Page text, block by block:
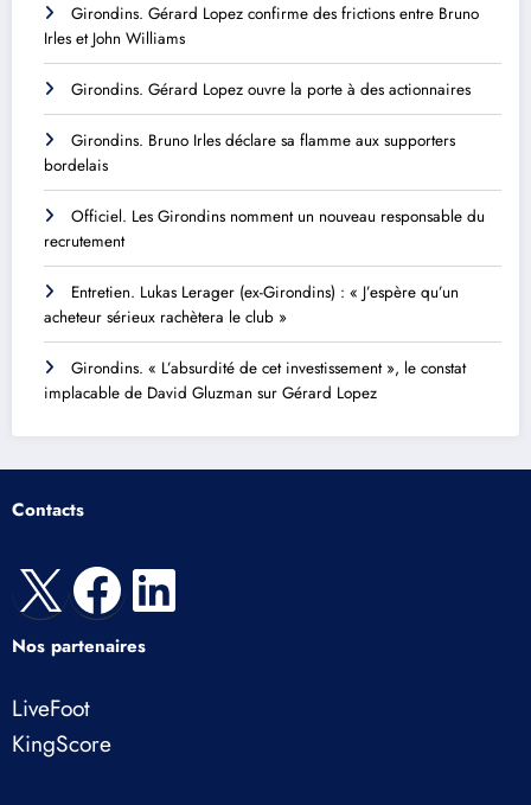
Girondins. Gérard Lopez confirme des frictions entre Bruno
Irles et John Williams
Girondins. Gérard Lopez ouvre la porte à des actionnaires
Girondins. Bruno Irles déclare sa flamme aux supporters
bordelais
Officiel. Les Girondins nomment un nouveau responsable du
recrutement
Entretien. Lukas Lerager (ex-Girondins) : « J’espère qu’un
acheteur sérieux rachètera le club »
Girondins. « L’absurdité de cet investissement », le constat
implacable de David Gluzman sur Gérard Lopez
Contacts
X Facebook
LinkedIn
Nos partenaires
LiveFoot
KingScore